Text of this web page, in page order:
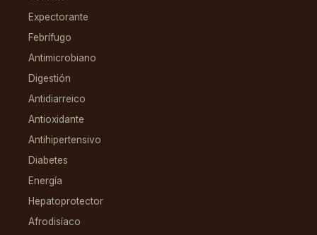
Expectorante
Febrífugo
Antimicrobiano
Digestión
Antidiarreico
Antioxidante
Antihipertensivo
Diabetes
Energía
Hepatoprotector
Afrodisíaco